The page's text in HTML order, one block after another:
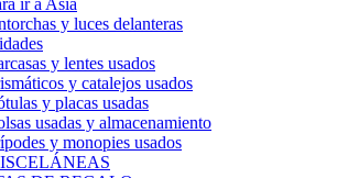
ir a Asia
y luces delanteras
y lentes usados
y catalejos usados
y placas usadas
usadas y almacenamiento
y monopies usados